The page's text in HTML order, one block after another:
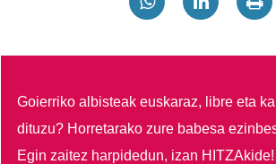
Goierriko albisteak euskaraz, libre eta
dituzu? Horretarako zure babesa
Egin zaitez harpidedun, izan